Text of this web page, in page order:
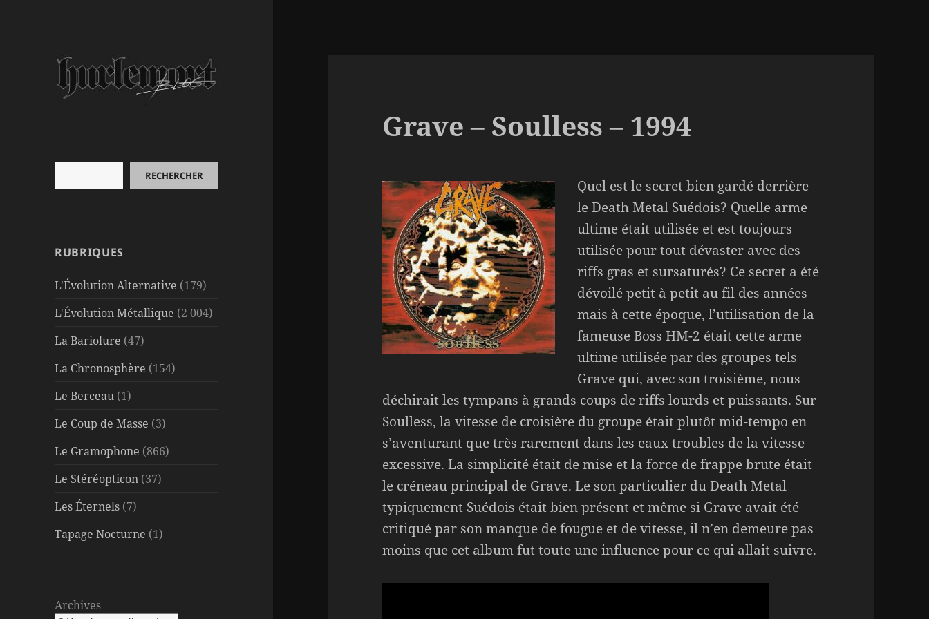
RECHERCHER
RUBRIQUES
L'Évolution Alternative (179)
L'Évolution Métallique (2 004)
La Bariolure (47)
La Chronosphère (154)
Le Berceau (1)
Le Coup de Masse (3)
Le Gramophone (866)
Le Stéréopticon (37)
Les Éternels (7)
Tapage Nocturne (1)
Archives
Grave – Soulless – 1994
Quel est le secret bien gardé derrière
le Death Metal Suédois? Quelle arme
ultime était utilisée et est toujours
utilisée pour tout dévaster avec des
riffs gras et sursaturés? Ce secret a été
dévoilé petit à petit au fil des années
mais à cette époque, l’utilisation de la
fameuse Boss HM-2 était cette arme
ultime utilisée par des groupes tels
Grave qui, avec son troisième, nous
déchirait les tympans à grands coups de riffs lourds et puissants. Sur
Soulless, la vitesse de croisière du groupe était plutôt mid-tempo en
s’aventurant que très rarement dans les eaux troubles de la vitesse
excessive. La simplicité était de mise et la force de frappe brute était
le créneau principal de Grave. Le son particulier du Death Metal
typiquement Suédois était bien présent et même si Grave avait été
critiqué par son manque de fougue et de vitesse, il n’en demeure pas
moins que cet album fut toute une influence pour ce qui allait suivre.